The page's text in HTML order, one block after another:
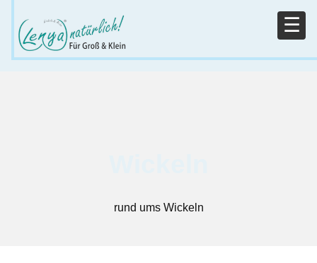
rund ums Wickeln